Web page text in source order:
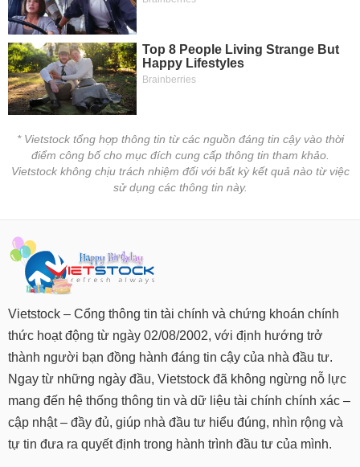
* Vietstock tổng hợp thông tin từ các nguồn đáng tin cậy vào thời
điểm công bố cho mục đích cung cấp thông tin tham khảo.
Vietstock không chịu trách nhiệm đối với bất kỳ kết quả nào từ việc
sử dụng các thông tin này.
Vietstock – Cổng thông tin tài chính và chứng khoán chính
thức hoạt động từ ngày 02/08/2002, với định hướng trở
thành người bạn đồng hành đáng tin cậy của nhà đầu tư.
Ngay từ những ngày đầu, Vietstock đã không ngừng nỗ lực
mang đến hệ thống thông tin và dữ liệu tài chính chính xác –
cập nhật – đầy đủ, giúp nhà đầu tư hiểu đúng, nhìn rộng và
tự tin đưa ra quyết định trong hành trình đầu tư của mình.
chính